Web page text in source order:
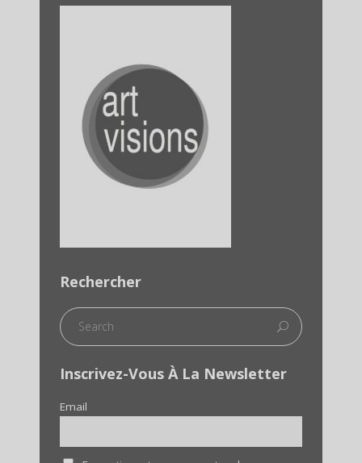
Rechercher
Inscrivez-Vous À La Newsletter
Email